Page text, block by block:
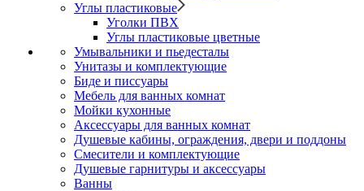
Углы пластиковые
Уголки ПВХ
Углы пластиковые цветные
Умывальники и пьедесталы
Унитазы и комплектующие
Биде и писсуары
Мебель для ванных комнат
Мойки кухонные
Аксессуары для ванных комнат
Душевые кабины, ограждения, двери и поддоны
Смесители и комплектующие
Душевые гарнитуры и аксессуары
Ванны